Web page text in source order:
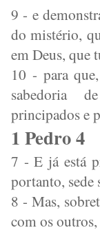
9 - e
do mistério,
em Deus, que
10 - para
sabedoria
principados e
1 Pedro 4
7 - E já está
portanto, sede
8 - Mas,
com os